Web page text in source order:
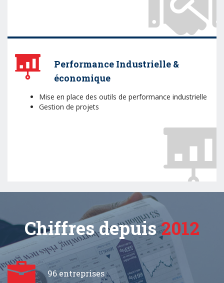
Performance Industrielle &
économique
Mise en place des outils de performance industrielle
Gestion de projets
Chiffres depuis2012
96 entreprises